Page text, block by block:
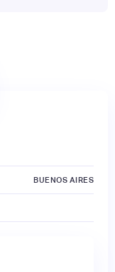
BUENOS AIRES